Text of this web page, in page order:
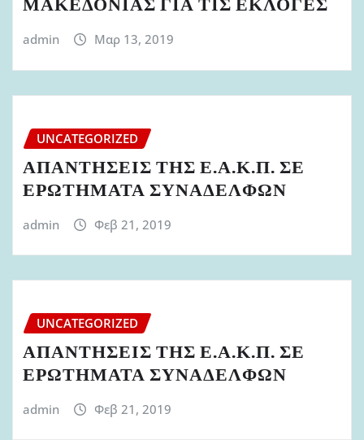
ΜΑΚΕΔΟΝΙΑΣ ΓΙΑ ΤΙΣ ΕΚΛΟΓΕΣ
admin Μαρ 13, 2019
UNCATEGORIZED
ΑΠΑΝΤΗΣΕΙΣ ΤΗΣ Ε.Α.Κ.Π. ΣΕ
ΕΡΩΤΗΜΑΤΑ ΣΥΝΑΔΕΛΦΩΝ
admin Φεβ 21, 2019
UNCATEGORIZED
ΑΠΑΝΤΗΣΕΙΣ ΤΗΣ Ε.Α.Κ.Π. ΣΕ
ΕΡΩΤΗΜΑΤΑ ΣΥΝΑΔΕΛΦΩΝ
admin Φεβ 21, 2019